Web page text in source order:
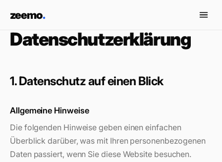
zeemo.
Datenschutzerklärung
1. Datenschutz auf einen Blick
Allgemeine Hinweise
Die folgenden Hinweise geben einen einfachen
Überblick darüber, was mit Ihren personenbezogenen
Daten passiert, wenn Sie diese Website besuchen.